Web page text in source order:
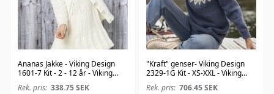
Ananas Jakke - Viking Design
1601-7 Kit - 2 - 12 år - Viking
Bjørk
Rek. pris: 338.75SEK
"Kraft" genser- Viking Design
2329-1G Kit - XS-XXL - Viking
Wool
Rek. pris: 706.45SEK